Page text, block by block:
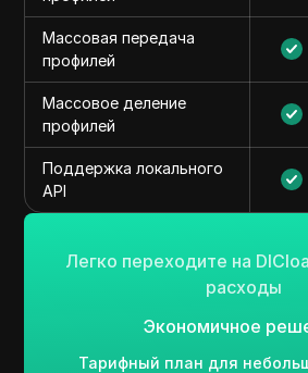
Массовая передача
профилей
Массовое деление
профилей
Поддержка локального
API
Легко переходите на
расходы
Экономичное
Тарифный план для